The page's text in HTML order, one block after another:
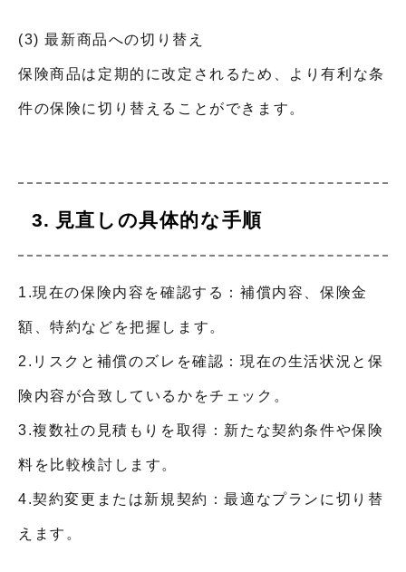
(3) 最新商品への切り替え
保険商品は定期的に改定されるため、より有利な条
件の保険に切り替えることができます。
見直しの具体的な手順
1.現在の保険内容を確認する：補償内容、保険金
額、特約などを把握します。
2.リスクと補償のズレを確認：現在の生活状況と保
険内容が合致しているかをチェック。
3.複数社の見積もりを取得：新たな契約条件や保険
料を比較検討します。
4.契約変更または新規契約：最適なプランに切り替
えます。